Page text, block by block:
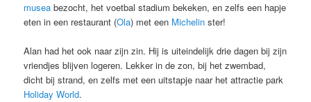
musea bezocht, het voetbal stadium bekeken, en zelfs een hapje
eten in een restaurant (Ola) met een Michelin ster!
Alan had het ook naar zijn zin. Hij is uiteindelijk drie dagen bij zijn
vriendjes blijven logeren. Lekker in de zon, bij het zwembad,
dicht bij strand, en zelfs met een uitstapje naar het attractie park
Holiday World.